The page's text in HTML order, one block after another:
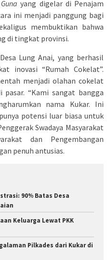
yang digelar di Penajam
ini menjadi panggung bagi
membuktikan bahwa
di tingkat provinsi.
Lung Anai, yang berhasil
inovasi “Rumah Cokelat”.
menjadi olahan cokelat
“Kami sangat bangga
nama Kukar. Ini
potensi luar biasa untuk
Swadaya Masyarakat
dan Pengembangan
penuh antusias.
90% Batas Desa
Keluarga Lewat PKK
Pilkades dari Kukar di